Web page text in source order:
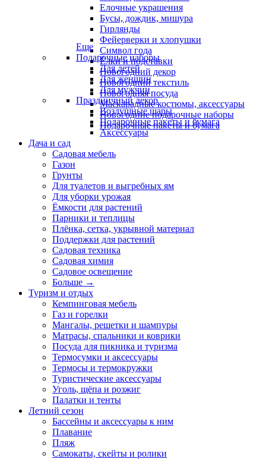
Елочные украшения
Бусы, дождик, мишура
Гирлянды
Фейерверки и хлопушки
Символ года
Ёлки и подставки
Новогодний декор
Новогодний текстиль
Новогодняя посуда
Маскарадные костюмы, аксессуары
Новогодние подарочные наборы
Подарочные пакеты и бумага
Еще
Подарочные наборы
Для детей
Для женщин
Для мужчин
Праздничный декор
Воздушные шары
Подарочные пакеты и бумага
Аксессуары
Дача и сад
Садовая мебель
Газон
Грунты
Для туалетов и выгребных ям
Для уборки урожая
Ёмкости для растений
Парники и теплицы
Плёнка, сетка, укрывной материал
Поддержки для растений
Садовая техника
Садовая химия
Садовое освещение
Больше →
Туризм и отдых
Кемпинговая мебель
Газ и горелки
Мангалы, решетки и шампуры
Матрасы, cпальники и коврики
Посуда для пикника и туризма
Термосумки и аксессуары
Термосы и термокружки
Туристические аксессуары
Уголь, щёпа и розжиг
Палатки и тенты
Летний сезон
Бассейны и аксессуары к ним
Плавание
Пляж
Самокаты, скейты и ролики